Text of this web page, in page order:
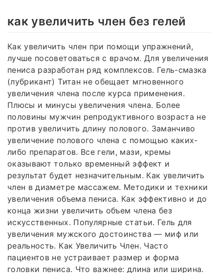
как увеличить член без гелей
Как увеличить член при помощи упражнений,
лучше посоветоваться с врачом. Для увеличения
пениса разработан ряд комплексов. Гель-смазка
(лубрикант) Титан не обещает мгновенного
увеличения члена после курса применения.
Плюсы и минусы увеличения члена. Более
половины мужчин репродуктивного возраста не
против увеличить длину полового. Заманчиво
увеличение полового члена с помощью каких-
либо препаратов. Все гели, мази, кремы
оказывают только временный эффект и
результат будет незначительным. Как увеличить
член в диаметре массажем. Методики и техники
увеличения объема пениса. Как эффективно и до
конца жизни увеличить объем члена без
искусственных. Популярные статьи. Гель для
увеличения мужского достоинства — миф или
реальность. Как Увеличить Член. Часто
пациентов не устраивает размер и форма
головки пениса. Что важнее: длина или ширина.